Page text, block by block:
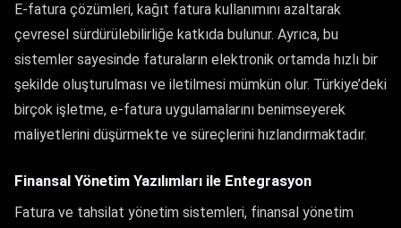
E-fatura çözümleri, kağıt fatura kullanımını azaltarak
çevresel sürdürülebilirliğe katkıda bulunur. Ayrıca, bu
sistemler sayesinde faturaların elektronik ortamda hızlı bir
şekilde oluşturulması ve iletilmesi mümkün olur. Türkiye’deki
birçok işletme, e-fatura uygulamalarını benimseyerek
maliyetlerini düşürmekte ve süreçlerini hızlandırmaktadır.
Finansal Yönetim Yazılımları ile Entegrasyon
Fatura ve tahsilat yönetim sistemleri, finansal yönetim